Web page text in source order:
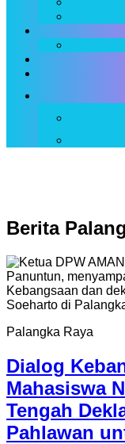
Berita
Palangka Raya
Dialog
Mahasiswa
Tengah
Pahlawan